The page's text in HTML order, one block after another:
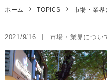
ホーム TOPICS 市場・業界
2021/9/16 市場・業界につい